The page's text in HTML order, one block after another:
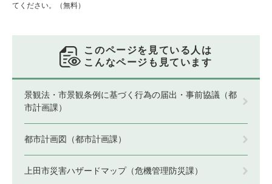
てください。（無料）
このページを見ている人は
こんなページも見ています
景観法・市景観条例に基づく行為の届出・事前協議（都
市計画課）
都市計画図（都市計画課）
上田市災害ハザードマップ（危機管理防災課）